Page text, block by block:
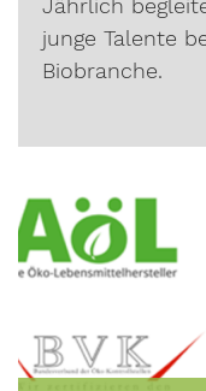
junge Talente
Biobranche.